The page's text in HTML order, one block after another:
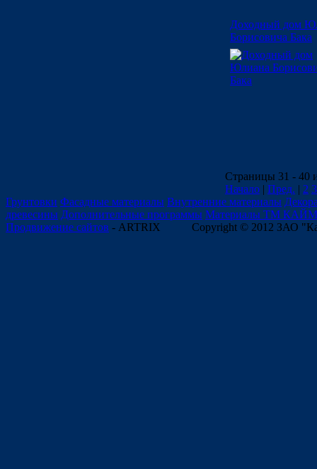
Доходный дом
Борисовича Бака
Страницы 31 - 40
Начало | Пред. | 2 3
Грунтовки Фасадные материалы Внутренние материалы
древесины Дополнительные программы Материалы ТМ
Продвижение сайтов - ARTRIX Copyright © 2012 ЗАО